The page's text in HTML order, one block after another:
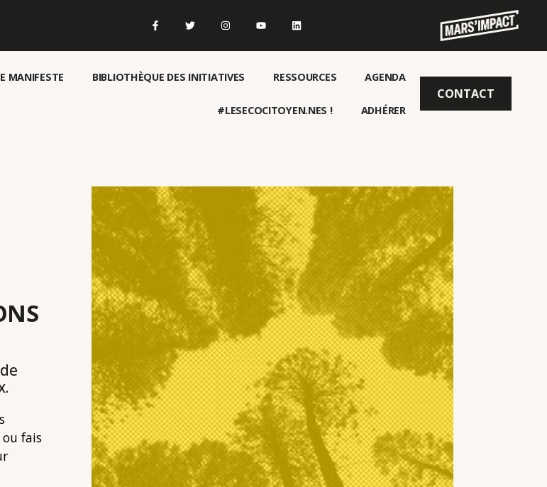
MANIFESTE BIBLIOTHÈQUE DES INITIATIVES RESSOURCES AGENDA
#LESECOCITOYEN.NES ! ADHÉRER
CONTACT
fais